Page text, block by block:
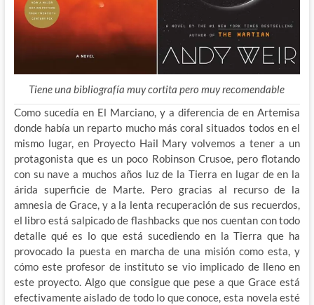
Tiene una bibliografía muy cortita pero muy recomendable
Como sucedía en El Marciano, y a diferencia de en Artemisa
donde había un reparto mucho más coral situados todos en el
mismo lugar, en Proyecto Hail Mary volvemos a tener a un
protagonista que es un poco Robinson Crusoe, pero flotando
con su nave a muchos años luz de la Tierra en lugar de en la
árida superficie de Marte. Pero gracias al recurso de la
amnesia de Grace, y a la lenta recuperación de sus recuerdos,
el libro está salpicado de flashbacks que nos cuentan con todo
detalle qué es lo que está sucediendo en la Tierra que ha
provocado la puesta en marcha de una misión como esta, y
cómo este profesor de instituto se vio implicado de lleno en
este proyecto. Algo que consigue que pese a que Grace está
efectivamente aislado de todo lo que conoce, esta novela esté